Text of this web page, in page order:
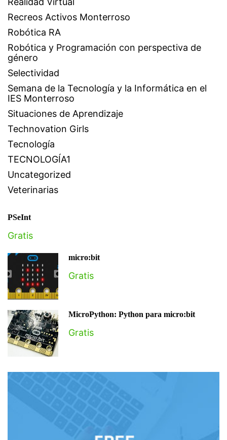
Recreos Activos Monterroso
Robótica RA
Robótica y Programación con perspectiva de
género
Selectividad
Semana de la Tecnología y la Informática en el
IES Monterroso
Situaciones de Aprendizaje
Technovation Girls
Tecnología
TECNOLOGÍA1
Uncategorized
Veterinarias
PSeInt
Gratis
micro:bit
Gratis
MicroPython: Python para micro:bit
Gratis